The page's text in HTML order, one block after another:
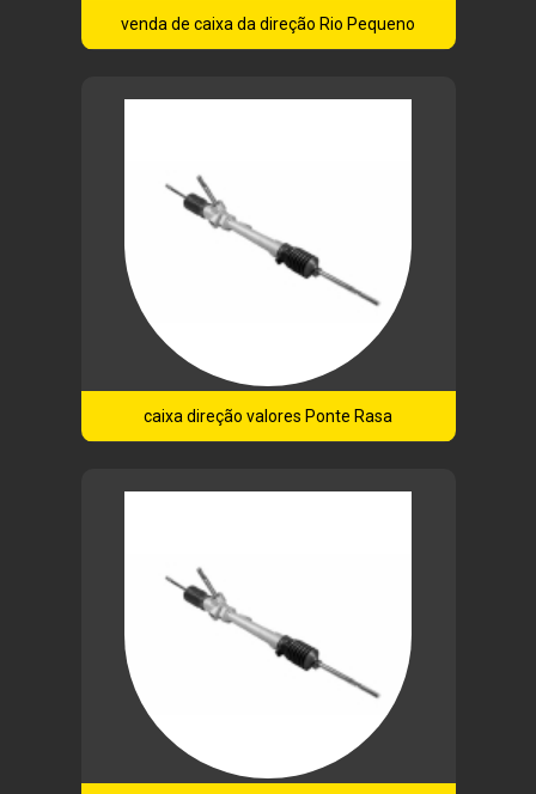
venda de caixa da direção Rio Pequeno
caixa direção valores Ponte Rasa